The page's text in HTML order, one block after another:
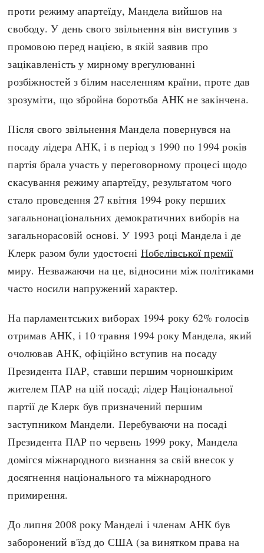
проти режиму апартеїду, Мандела вийшов на
свободу. У день свого звільнення він виступив з
промовою перед нацією, в якій заявив про
зацікавленість у мирному врегулюванні
розбіжностей з білим населенням країни, проте дав
зрозуміти, що збройна боротьба АНК не закінчена.
Після свого звільнення Мандела повернувся на
посаду лідера АНК, і в період з 1990 по 1994 років
партія брала участь у переговорному процесі щодо
скасування режиму апартеїду, результатом чого
стало проведення 27 квітня 1994 року перших
загальнонаціональних демократичних виборів на
загальнорасовій основі. У 1993 році Мандела і де
Клерк разом були удостоєні Нобелівської премії
миру. Незважаючи на це, відносини між політиками
часто носили напружений характер.
На парламентських виборах 1994 року 62% голосів
отримав АНК, і 10 травня 1994 року Мандела, який
очолював АНК, офіційно вступив на посаду
Президента ПАР, ставши першим чорношкірим
жителем ПАР на цій посаді; лідер Національної
партії де Клерк був призначений першим
заступником Мандели. Перебуваючи на посаді
Президента ПАР по червень 1999 року, Мандела
домігся міжнародного визнання за свій внесок у
досягнення національного та міжнародного
примирення.
До липня 2008 року Манделі і членам АНК був
заборонений в'їзд до США (за винятком права на